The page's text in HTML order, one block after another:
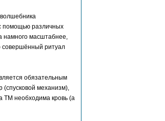
помощью различных
намного масштабнее,
совершённый ритуал
обязательным
(спусковой механизм),
ТМ необходима кровь (а